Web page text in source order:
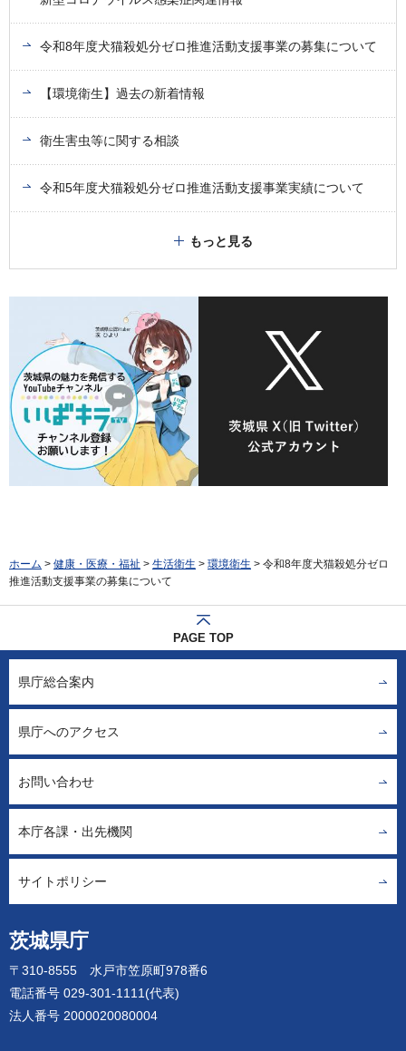
令和8年度犬猫殺処分ゼロ推進活動支援事業の募集について
【環境衛生】過去の新着情報
衛生害虫等に関する相談
令和5年度犬猫殺処分ゼロ推進活動支援事業実績について
もっと見る
ホーム > 健康・医療・福祉 > 生活衛生 > 環境衛生 > 令和8年度犬猫殺処分ゼロ
推進活動支援事業の募集について
PAGE TOP
茨城県庁
〒310-8555 水戸市笠原町978番6
電話番号 029-301-1111(代表)
法人番号 2000020080004
県庁総合案内
県庁へのアクセス
お問い合わせ
本庁各課・出先機関
サイトポリシー